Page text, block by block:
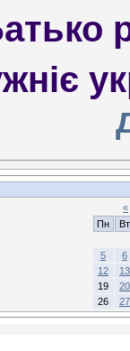
«
Пн
Вт
5
6
12
13
19
20
26
27